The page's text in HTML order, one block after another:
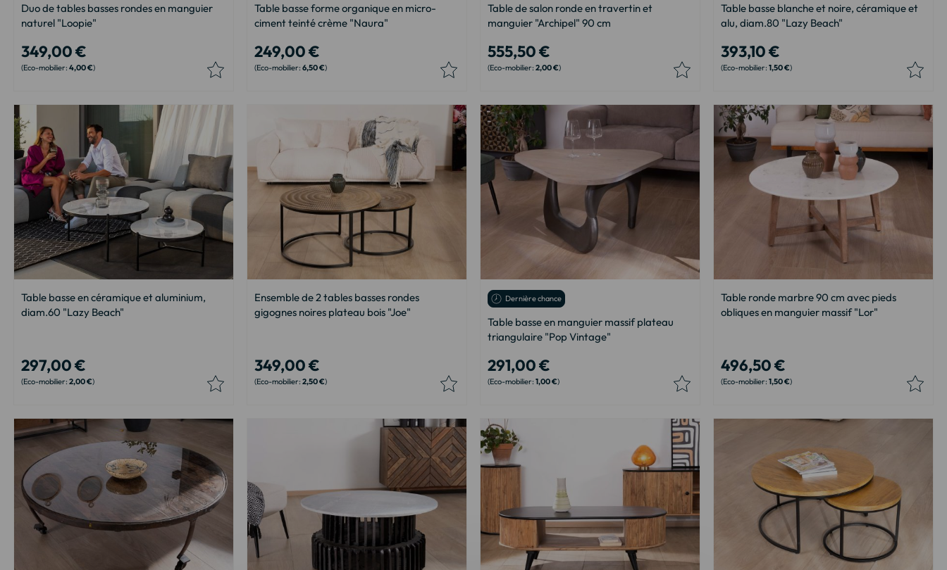
Duo de tables basses rondes en manguier
naturel "Loopie"
349,00 €
4,00 €
Table basse forme organique en micro-
ciment teinté crème "Naura"
249,00 €
6,50 €
Table de salon ronde en travertin et
manguier "Archipel" 90 cm
555,50 €
2,00 €
Table basse blanche et noire, céramique et
alu, diam.80 "Lazy Beach"
393,10 €
1,50 €
Table basse en céramique et aluminium,
diam.60 "Lazy Beach"
297,00 €
2,00 €
Ensemble de 2 tables basses rondes
gigognes noires plateau bois "Joe"
349,00 €
2,50 €
Dernière chance
Table basse en manguier massif plateau
triangulaire "Pop Vintage"
291,00 €
1,00 €
Table ronde marbre 90 cm avec pieds
obliques en manguier massif "Lor"
496,50 €
1,50 €